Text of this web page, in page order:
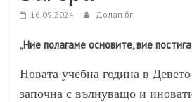
16.09.2024 Долап.бг
„Ние полагаме основите, вие
Новата учебна година в
започна с вълнуващо и